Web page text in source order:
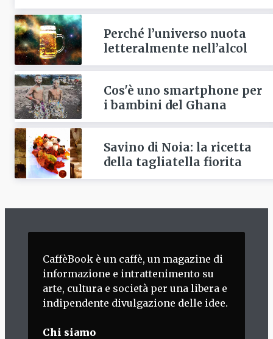
Perché l’universo nuota
letteralmente nell’alcol
Cos'è uno smartphone per
i bambini del Ghana
Savino di Noia: la ricetta
della tagliatella fiorita
CaffèBook è un caffè, un magazine di
informazione e intrattenimento su
arte, cultura e società per una libera e
indipendente divulgazione delle idee.
Chi siamo